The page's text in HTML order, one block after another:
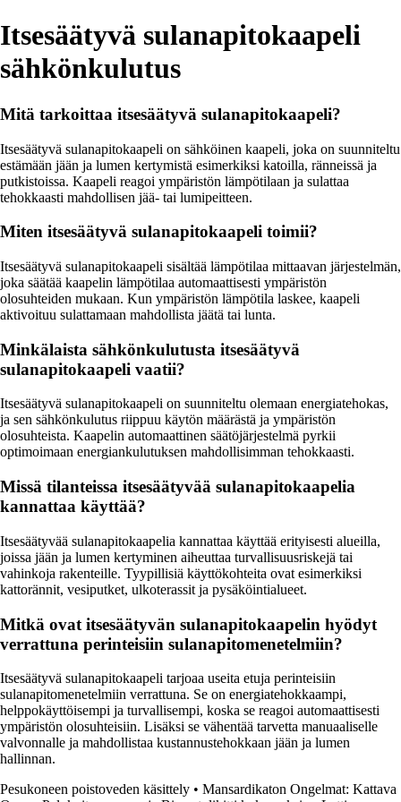
Itsesäätyvä sulanapitokaapeli
sähkönkulutus
Mitä tarkoittaa itsesäätyvä sulanapitokaapeli?
Itsesäätyvä sulanapitokaapeli on sähköinen kaapeli, joka on suunniteltu
estämään jään ja lumen kertymistä esimerkiksi katoilla, ränneissä ja
putkistoissa. Kaapeli reagoi ympäristön lämpötilaan ja sulattaa
tehokkaasti mahdollisen jää- tai lumipeitteen.
Miten itsesäätyvä sulanapitokaapeli toimii?
Itsesäätyvä sulanapitokaapeli sisältää lämpötilaa mittaavan järjestelmän,
joka säätää kaapelin lämpötilaa automaattisesti ympäristön
olosuhteiden mukaan. Kun ympäristön lämpötila laskee, kaapeli
aktivoituu sulattamaan mahdollista jäätä tai lunta.
Minkälaista sähkönkulutusta itsesäätyvä
sulanapitokaapeli vaatii?
Itsesäätyvä sulanapitokaapeli on suunniteltu olemaan energiatehokas,
ja sen sähkönkulutus riippuu käytön määrästä ja ympäristön
olosuhteista. Kaapelin automaattinen säätöjärjestelmä pyrkii
optimoimaan energiankulutuksen mahdollisimman tehokkaasti.
Missä tilanteissa itsesäätyvää sulanapitokaapelia
kannattaa käyttää?
Itsesäätyvää sulanapitokaapelia kannattaa käyttää erityisesti alueilla,
joissa jään ja lumen kertyminen aiheuttaa turvallisuusriskejä tai
vahinkoja rakenteille. Tyypillisiä käyttökohteita ovat esimerkiksi
kattorännit, vesiputket, ulkoterassit ja pysäköintialueet.
Mitkä ovat itsesäätyvän sulanapitokaapelin hyödyt
verrattuna perinteisiin sulanapitomenetelmiin?
Itsesäätyvä sulanapitokaapeli tarjoaa useita etuja perinteisiin
sulanapitomenetelmiin verrattuna. Se on energiatehokkaampi,
helppokäyttöisempi ja turvallisempi, koska se reagoi automaattisesti
ympäristön olosuhteisiin. Lisäksi se vähentää tarvetta manuaaliselle
valvonnalle ja mahdollistaa kustannustehokkaan jään ja lumen
hallinnan.
Pesukoneen poistoveden käsittely • Mansardikaton Ongelmat: Kattava